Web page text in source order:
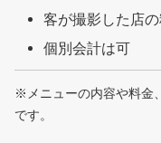
客が撮影した店
個別会計は可
※メニューの内容や料金
です。